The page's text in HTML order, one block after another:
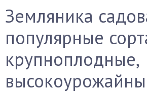
Земляника
популярные
крупноплодные,